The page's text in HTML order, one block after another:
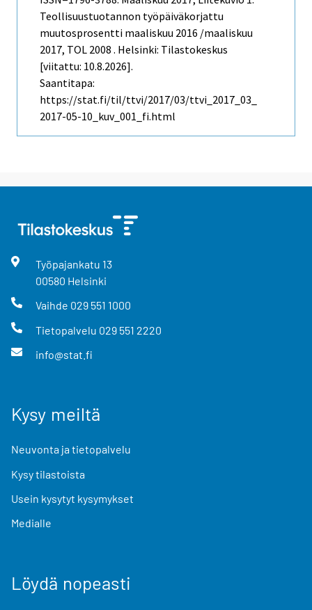
Teollisuustuotannon työpäiväkorjattu
muutosprosentti maaliskuu 2016 /maaliskuu
2017, TOL 2008 . Helsinki: Tilastokeskus
[viitattu: 10.8.2026].
Saantitapa:
https://stat.fi/til/ttvi/2017/03/ttvi_2017_03_
2017-05-10_kuv_001_fi.html
Työpajankatu 13
00580 Helsinki
Vaihde 029 551 1000
Tietopalvelu 029 551 2220
info@stat.fi
Kysy meiltä
Neuvonta ja tietopalvelu
Kysy tilastoista
Usein kysytyt kysymykset
Medialle
Löydä nopeasti